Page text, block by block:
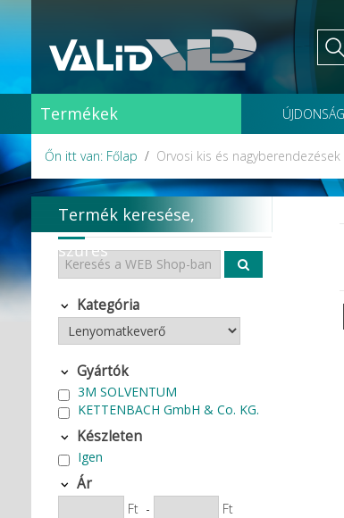
Termékek
Őn itt van: Főlap Orvosi kis és nagyberendezések
Termék keresése,
szűrés
Kategória
Gyártók
3M SOLVENTUM
KETTENBACH GmbH & Co. KG.
Készleten
Igen
Ár
Ft - Ft